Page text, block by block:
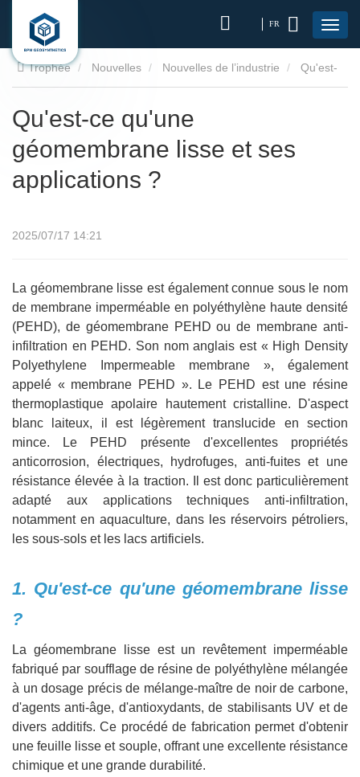
FR
Trophée Nouvelles Nouvelles de l’industrie
Qu'est-ce qu'une
géomembrane lisse et ses
applications ?
2025/07/17 14:21
La géomembrane lisse est également connue sous le nom
de membrane imperméable en polyéthylène haute densité
(PEHD), de géomembrane PEHD ou de membrane anti-
infiltration en PEHD. Son nom anglais est « High Density
Polyethylene Impermeable membrane », également
appelé « membrane PEHD ». Le PEHD est une résine
thermoplastique apolaire hautement cristalline. D'aspect
blanc laiteux, il est légèrement translucide en section
mince. Le PEHD présente d'excellentes propriétés
anticorrosion, électriques, hydrofuges, anti-fuites et une
résistance élevée à la traction. Il est donc particulièrement
adapté aux applications techniques anti-infiltration,
notamment en aquaculture, dans les réservoirs pétroliers,
les sous-sols et les lacs artificiels.
1. Qu'est-ce qu'une géomembrane lisse
?
La géomembrane lisse est un revêtement imperméable
fabriqué par soufflage de résine de polyéthylène mélangée
à un dosage précis de mélange-maître de noir de carbone,
d'agents anti-âge, d'antioxydants, de stabilisants UV et de
divers additifs. Ce procédé de fabrication permet d'obtenir
une feuille lisse et souple, offrant une excellente résistance
chimique et une grande durabilité.